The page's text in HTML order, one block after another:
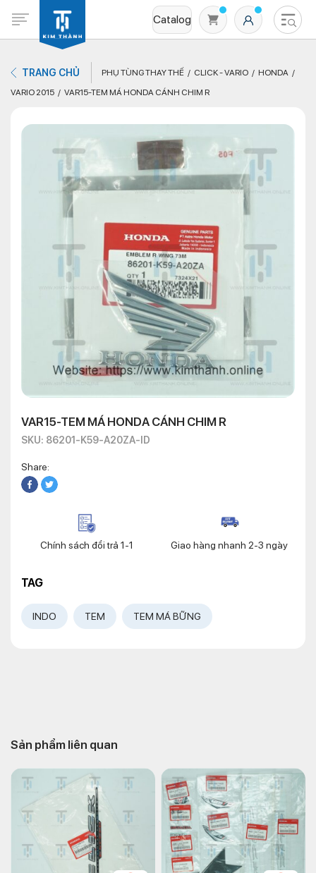
Catalog
Không có sản phẩm nào trong giỏ hàng
TRANG CHỦ PHỤ TÙNG THAY THẾ CLICK - VARIO
HONDA
VARIO 2015
VAR15-TEM MÁ HONDA CÁNH CHIM R
VAR15-TEM MÁ HONDA CÁNH CHIM R
SKU: 86201-K59-A20ZA-ID
Share:
Chính sách đổi trả 1-1 Giao hàng nhanh 2-3 ngày
TAG
INDO TEM TEM MÁ BỮNG
Sản phẩm liên quan